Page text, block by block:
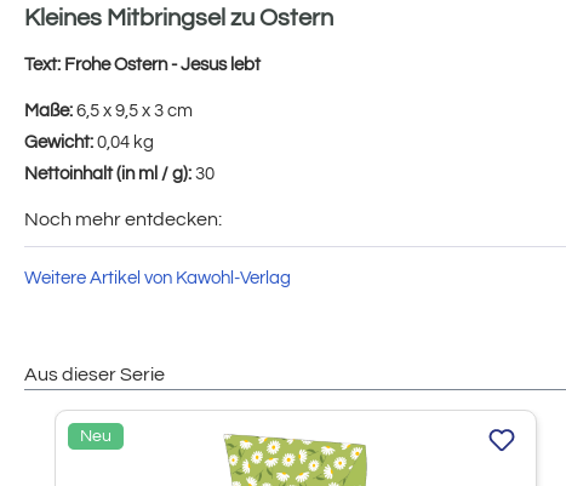
Kleines Mitbringsel zu Ostern
Text: Frohe Ostern - Jesus lebt
Maße: 6,5 x 9,5 x 3 cm
Gewicht: 0,04 kg
Nettoinhalt (in ml / g): 30
Noch mehr entdecken:
Weitere Artikel von Kawohl-Verlag
Aus dieser Serie
Produktgalerie überspringen
Neu